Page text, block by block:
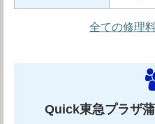
によるコストカットをする
非常に安い修理価格を実現
関しても「総務省登録修理
全ての修理
Quick東急プラザ